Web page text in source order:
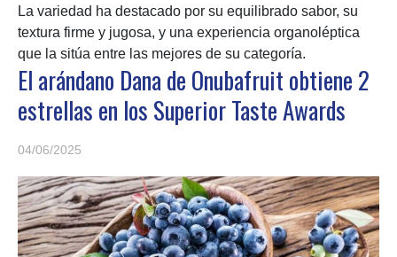
La variedad ha destacado por su equilibrado sabor, su
textura firme y jugosa, y una experiencia organoléptica
que la sitúa entre las mejores de su categoría.
El arándano Dana de Onubafruit obtiene 2
estrellas en los Superior Taste Awards
04/06/2025